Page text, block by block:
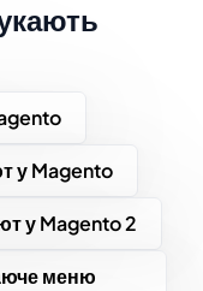
у Magento
у Magento 2
меню